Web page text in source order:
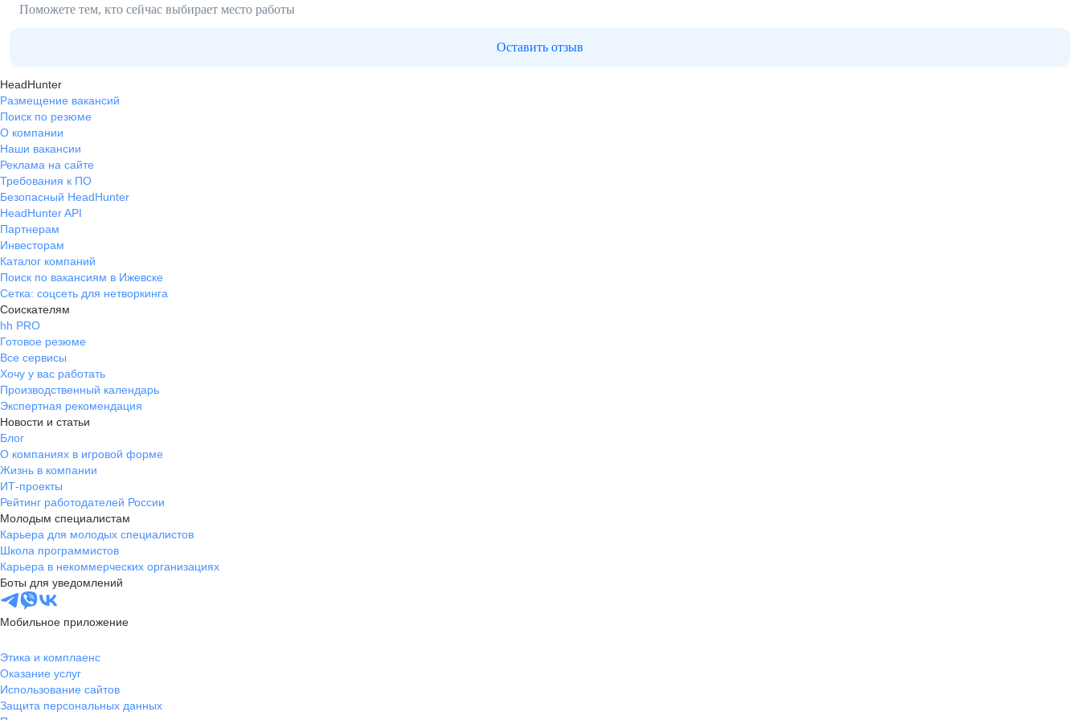
Поможете тем, кто сейчас выбирает место работы
Оставить отзыв
HeadHunter
Размещение вакансий
Поиск по резюме
О компании
Наши вакансии
Реклама на сайте
Требования к ПО
Безопасный HeadHunter
HeadHunter API
Партнерам
Инвесторам
Каталог компаний
Поиск по вакансиям в Ижевске
Сетка: соцсеть для нетворкинга
Соискателям
hh PRO
Готовое резюме
Все сервисы
Хочу у вас работать
Производственный календарь
Экспертная рекомендация
Новости и статьи
Блог
О компаниях в игровой форме
Жизнь в компании
ИТ-проекты
Рейтинг работодателей России
Молодым специалистам
Карьера для молодых специалистов
Школа программистов
Карьера в некоммерческих организациях
Боты для уведомлений
Мобильное приложение
Этика и комплаенс
Оказание услуг
Использование сайтов
Защита персональных данных